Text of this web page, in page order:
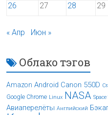
26
27 28 29
« Апр Июн »
Облако тэгов
Amazon Android Canon 550D
Google Chrome Linux NASA
Авиаперелёты Английский